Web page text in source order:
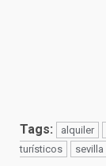
Tags: alquiler
turísticos
sevilla